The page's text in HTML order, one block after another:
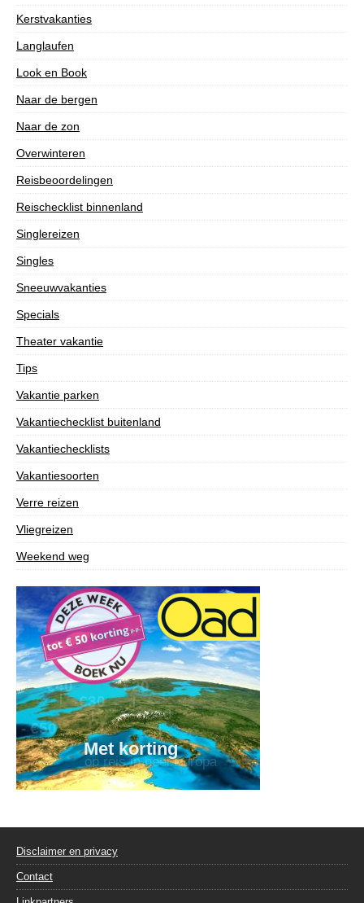
Kerstvakanties
Langlaufen
Look en Book
Naar de bergen
Naar de zon
Overwinteren
Reisbeoordelingen
Reischecklist binnenland
Singlereizen
Singles
Sneeuwvakanties
Specials
Theater vakantie
Tips
Vakantie parken
Vakantiechecklist buitenland
Vakantiechecklists
Vakantiesoorten
Verre reizen
Vliegreizen
Weekend weg
Disclaimer en privacy
Contact